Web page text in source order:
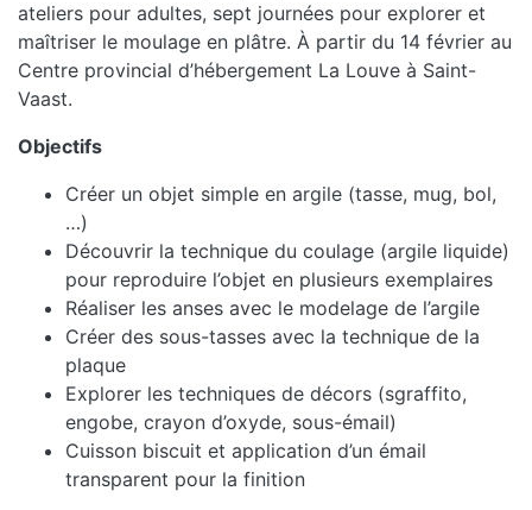
ateliers pour adultes, sept journées pour explorer et
maîtriser le moulage en plâtre. À partir du 14 février au
Centre provincial d’hébergement La Louve à Saint-
Vaast.
Objectifs
Créer un objet simple en argile (tasse, mug, bol,
…)
Découvrir la technique du coulage (argile liquide)
pour reproduire l’objet en plusieurs exemplaires
Réaliser les anses avec le modelage de l’argile
Créer des sous-tasses avec la technique de la
plaque
Explorer les techniques de décors (sgraffito,
engobe, crayon d’oxyde, sous-émail)
Cuisson biscuit et application d’un émail
transparent pour la finition